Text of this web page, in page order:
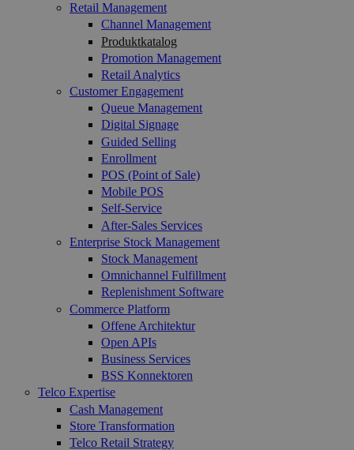
Retail Management
Channel Management
Produktkatalog
Promotion Management
Retail Analytics
Customer Engagement
Queue Management
Digital Signage
Guided Selling
Enrollment
POS (Point of Sale)
Mobile POS
Self-Service
After-Sales Services
Enterprise Stock Management
Stock Management
Omnichannel Fulfillment
Replenishment Software
Commerce Platform
Offene Architektur
Open APIs
Business Services
BSS Konnektoren
Telco Expertise
Cash Management
Store Transformation
Telco Retail Strategy